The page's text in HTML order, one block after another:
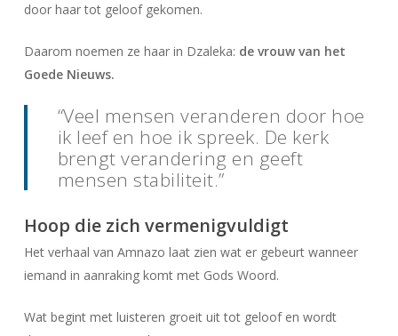
door haar tot geloof gekomen.
Daarom noemen ze haar in Dzaleka: de vrouw van het
Goede Nieuws.
“Veel mensen veranderen door hoe
ik leef en hoe ik spreek. De kerk
brengt verandering en geeft
mensen stabiliteit.”
Hoop die zich vermenigvuldigt
Het verhaal van Amnazo laat zien wat er gebeurt wanneer
iemand in aanraking komt met Gods Woord.
Wat begint met luisteren groeit uit tot geloof en wordt